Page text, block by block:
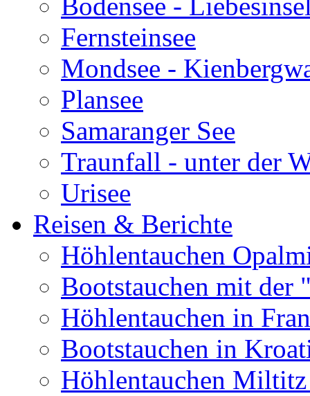
Fernsteinsee
Mondsee -
Plansee
Samaranger See
Traunfall - unter der
Urisee
Reisen & Berichte
Höhlentauchen
Bootstauchen mit
Höhlentauchen in
Bootstauchen in
Höhlentauchen